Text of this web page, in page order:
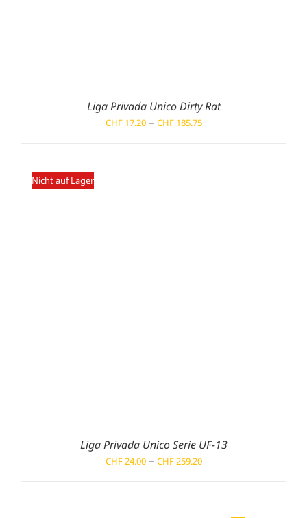
Liga Privada Unico Dirty Rat
CHF17.20 – CHF185.75Preisspanne:
Nicht auf Lager
Liga Privada Unico Serie UF-13
CHF24.00 – CHF259.20Preisspanne: